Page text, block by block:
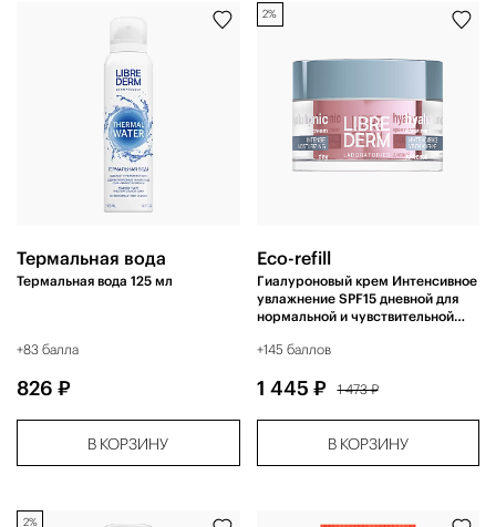
Термальная вода
Термальная вода 125 мл
+83 балла
826 ₽
В КОРЗИНУ
Eco-refill
Гиалуроновый крем Интенсивное
увлажнение SPF15 дневной для
нормальной и чувствительной
+145 баллов
1 445 ₽ 1 473 ₽
В КОРЗИНУ
2%
2%